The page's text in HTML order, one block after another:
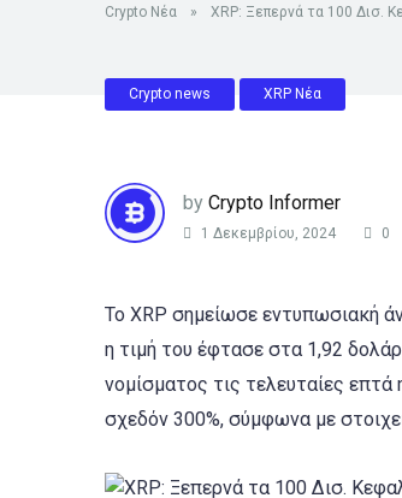
Crypto Νέα » XRP: Ξεπερνά τα 100 Δισ.
Crypto news XRP Νέα
by Crypto Informer
1 Δεκεμβρίου, 2024 0
Το XRP σημείωσε εντυπωσιακή
η τιμή του έφτασε στα 1,92
νομίσματος τις τελευταίες
σχεδόν 300%, σύμφωνα με